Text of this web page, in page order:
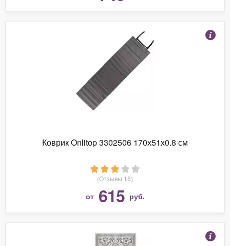
Коврик Onlitop 3302506 170х51х0.8 см
(Отзывы 18)
от 615 руб.